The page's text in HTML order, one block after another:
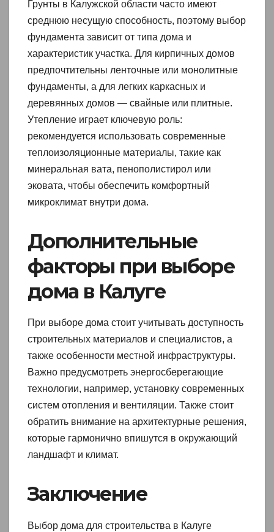
Грунты в Калужской области часто имеют
среднюю несущую способность, поэтому выбор
фундамента зависит от типа дома и
характеристик участка. Для кирпичных домов
предпочтительны ленточные или монолитные
фундаменты, а для легких каркасных и
деревянных домов — свайные или плитные.
Утепление играет ключевую роль:
рекомендуется использовать современные
теплоизоляционные материалы, такие как
минеральная вата, пенополистирол или
эковата, чтобы обеспечить комфортный
микроклимат внутри дома.
Дополнительные
факторы при выборе
дома в Калуге
При выборе дома стоит учитывать доступность
строительных материалов и специалистов, а
также особенности местной инфраструктуры.
Важно предусмотреть энергосберегающие
технологии, например, установку современных
систем отопления и вентиляции. Также стоит
обратить внимание на архитектурные решения,
которые гармонично впишутся в окружающий
ландшафт и климат.
Заключение
Выбор дома для строительства в Калуге